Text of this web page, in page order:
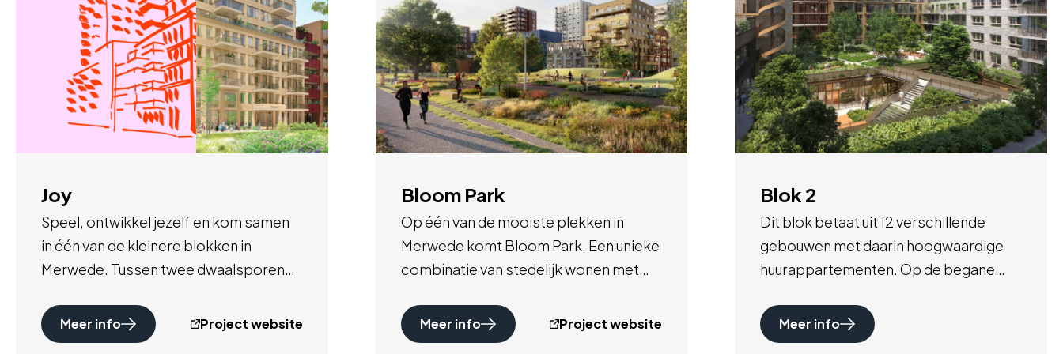
Joy
Speel, ontwikkel jezelf en kom samen
in één van de kleinere blokken in
Merwede. Tussen twee dwaalsporen
binnentuinen komt energie in een
brede mix aan woningtypes tot leven.
Meer info Project website
Bloom Park
Op één van de mooiste plekken in
Merwede komt Bloom Park. Een unieke
combinatie van stedelijk wonen met
het toekomstige Merwedepark.
Woongebouwen met fijne geveltuinen
Meer info Project website
Blok 2
Dit blok betaat uit 12 verschillende
gebouwen met daarin hoogwaardige
huurappartementen. Op de begane
commerciele dienstverlening,
kantoorfuncties en collectieve
Meer info